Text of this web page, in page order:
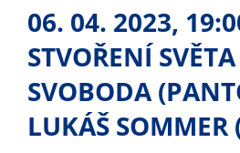
06. 04. 2023,
STVOŘENÍ
SVOBODA
LUKÁŠ SOMMER